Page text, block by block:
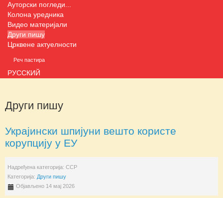
Ауторски погледи...
Колона уредника
Видео материјали
Други пишу
Црквене актуелности
Реч пастира
РУССКИЙ
Други пишу
Украјински шпијуни вешто користе
корупцију у ЕУ
Надређена категорија: ССР
Категорија: Други пишу
Објављено 14 мај 2026